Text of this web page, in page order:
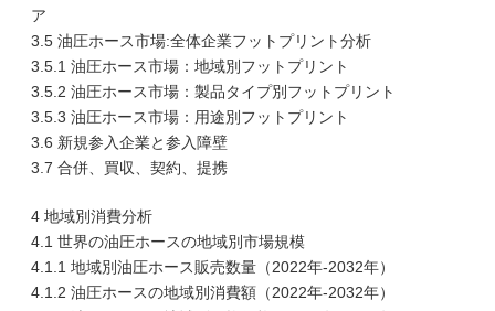
ア
3.5 油圧ホース市場:全体企業フットプリント分析
3.5.1 油圧ホース市場：地域別フットプリント
3.5.2 油圧ホース市場：製品タイプ別フットプリント
3.5.3 油圧ホース市場：用途別フットプリント
3.6 新規参入企業と参入障壁
3.7 合併、買収、契約、提携
4 地域別消費分析
4.1 世界の油圧ホースの地域別市場規模
4.1.1 地域別油圧ホース販売数量（2022年-2032年）
4.1.2 油圧ホースの地域別消費額（2022年-2032年）